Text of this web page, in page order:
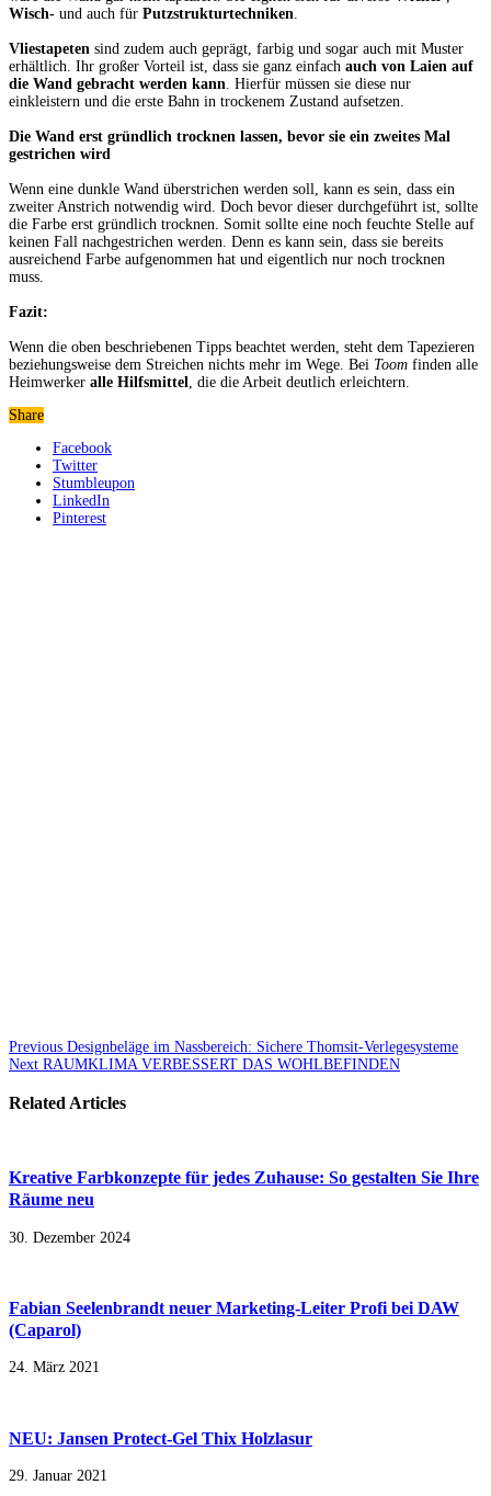
Wisch- und auch für Putzstrukturtechniken.
Vliestapeten sind zudem auch geprägt, farbig und sogar auch mit Muster
erhältlich. Ihr großer Vorteil ist, dass sie ganz einfach auch von Laien auf
die Wand gebracht werden kann. Hierfür müssen sie diese nur
einkleistern und die erste Bahn in trockenem Zustand aufsetzen.
Die Wand erst gründlich trocknen lassen, bevor sie ein zweites Mal
gestrichen wird
Wenn eine dunkle Wand überstrichen werden soll, kann es sein, dass ein
zweiter Anstrich notwendig wird. Doch bevor dieser durchgeführt ist, sollte
die Farbe erst gründlich trocknen. Somit sollte eine noch feuchte Stelle auf
keinen Fall nachgestrichen werden. Denn es kann sein, dass sie bereits
ausreichend Farbe aufgenommen hat und eigentlich nur noch trocknen
muss.
Fazit:
Wenn die oben beschriebenen Tipps beachtet werden, steht dem Tapezieren
beziehungsweise dem Streichen nichts mehr im Wege. Bei Toom finden alle
Heimwerker alle Hilfsmittel, die die Arbeit deutlich erleichtern.
Share
Facebook
Twitter
Stumbleupon
LinkedIn
Pinterest
Previous Designbeläge im Nassbereich: Sichere Thomsit-Verlegesysteme
Next RAUMKLIMA VERBESSERT DAS WOHLBEFINDEN
Related Articles
Kreative Farbkonzepte für jedes Zuhause: So gestalten Sie Ihre
Räume neu
30. Dezember 2024
Fabian Seelenbrandt neuer Marketing-Leiter Profi bei DAW
(Caparol)
24. März 2021
NEU: Jansen Protect-Gel Thix Holzlasur
29. Januar 2021